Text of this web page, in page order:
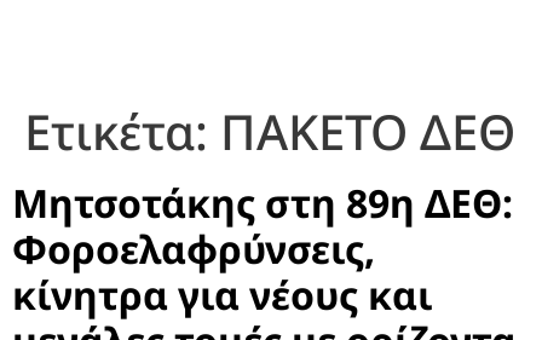
Ετικέτα: ΠΑΚΕΤΟ ΔΕΘ
Μητσοτάκης στη 89η ΔΕΘ:
Φοροελαφρύνσεις,
κίνητρα για νέους και